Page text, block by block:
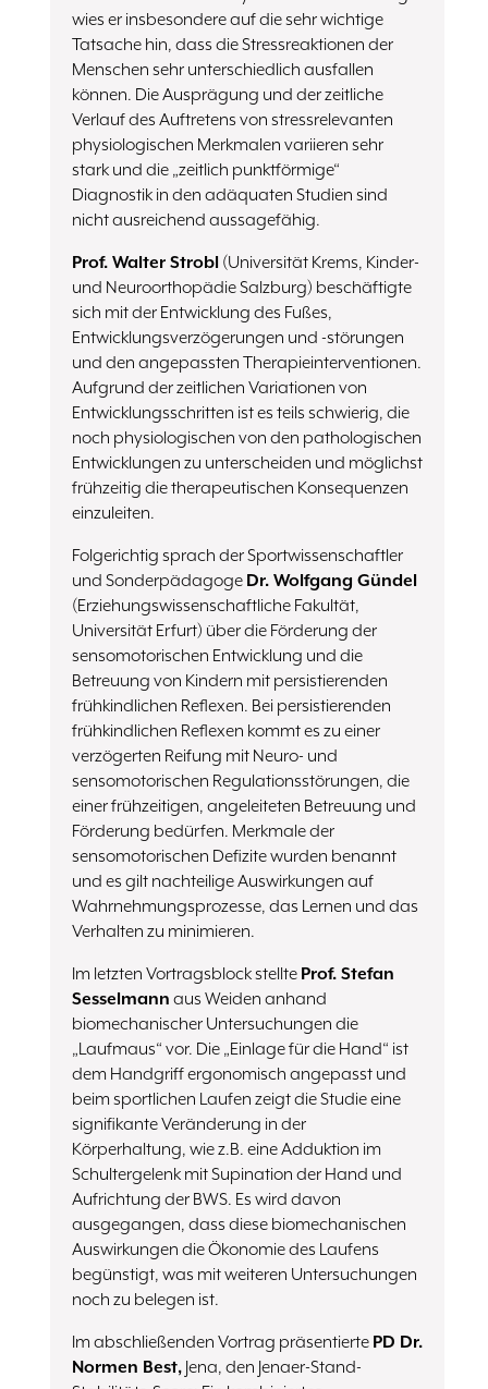
wies er insbesondere auf die sehr wichtige
Tatsache hin, dass die Stressreaktionen der
Menschen sehr unterschiedlich ausfallen
können. Die Ausprägung und der zeitliche
Verlauf des Auftretens von stressrelevanten
physiologischen Merkmalen variieren sehr
stark und die „zeitlich punktförmige“
Diagnostik in den adäquaten Studien sind
nicht ausreichend aussagefähig.
Prof. Walter Strobl (Universität Krems, Kinder-
und Neuroorthopädie Salzburg) beschäftigte
sich mit der Entwicklung des Fußes,
Entwicklungsverzögerungen und -störungen
und den angepassten Therapieinterventionen.
Aufgrund der zeitlichen Variationen von
Entwicklungsschritten ist es teils schwierig, die
noch physiologischen von den pathologischen
Entwicklungen zu unterscheiden und möglichst
frühzeitig die therapeutischen Konsequenzen
einzuleiten.
Folgerichtig sprach der Sportwissenschaftler
und Sonderpädagoge Dr. Wolfgang Gündel
(Erziehungswissenschaftliche Fakultät,
Universität Erfurt) über die Förderung der
sensomotorischen Entwicklung und die
Betreuung von Kindern mit persistierenden
frühkindlichen Reflexen. Bei persistierenden
frühkindlichen Reflexen kommt es zu einer
verzögerten Reifung mit Neuro- und
sensomotorischen Regulationsstörungen, die
einer frühzeitigen, angeleiteten Betreuung und
Förderung bedürfen. Merkmale der
sensomotorischen Defizite wurden benannt
und es gilt nachteilige Auswirkungen auf
Wahrnehmungsprozesse, das Lernen und das
Verhalten zu minimieren.
Im letzten Vortragsblock stellte Prof. Stefan
Sesselmann aus Weiden anhand
biomechanischer Untersuchungen die
„Laufmaus“ vor. Die „Einlage für die Hand“ ist
dem Handgriff ergonomisch angepasst und
beim sportlichen Laufen zeigt die Studie eine
signifikante Veränderung in der
Körperhaltung, wie z.B. eine Adduktion im
Schultergelenk mit Supination der Hand und
Aufrichtung der BWS. Es wird davon
ausgegangen, dass diese biomechanischen
Auswirkungen die Ökonomie des Laufens
begünstigt, was mit weiteren Untersuchungen
noch zu belegen ist.
Im abschließenden Vortrag präsentierte PD Dr.
Normen Best, Jena, den Jenaer-Stand-